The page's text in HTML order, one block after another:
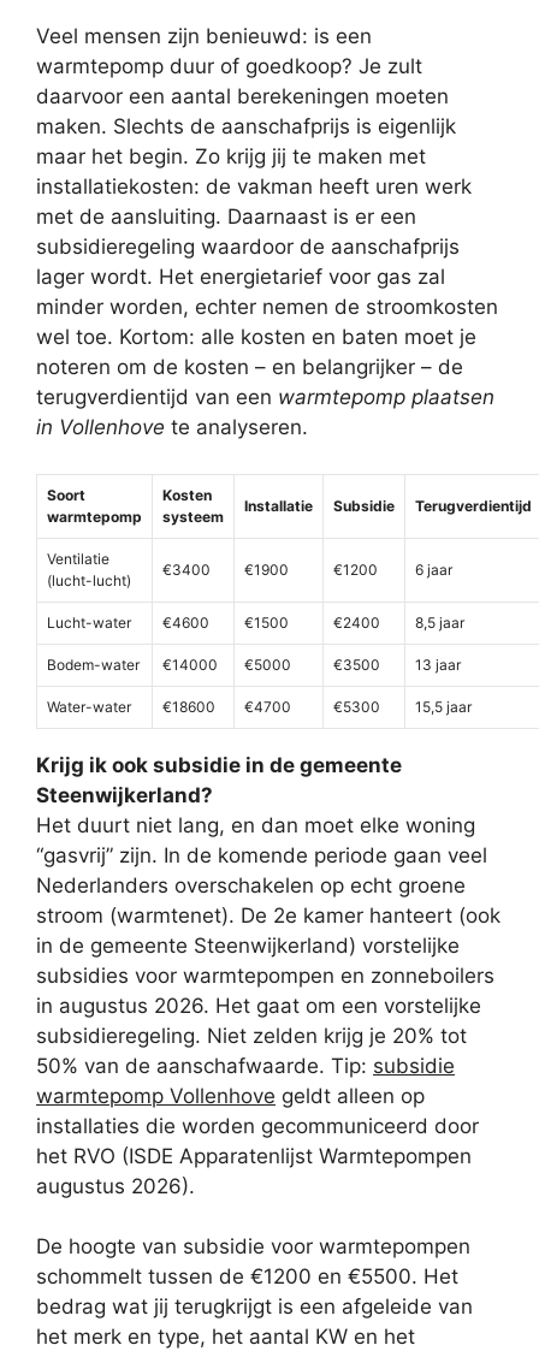
Veel mensen zijn benieuwd: is een
warmtepomp duur of goedkoop? Je zult
daarvoor een aantal berekeningen moeten
maken. Slechts de aanschafprijs is eigenlijk
maar het begin. Zo krijg jij te maken met
installatiekosten: de vakman heeft uren werk
met de aansluiting. Daarnaast is er een
subsidieregeling waardoor de aanschafprijs
lager wordt. Het energietarief voor gas zal
minder worden, echter nemen de stroomkosten
wel toe. Kortom: alle kosten en baten moet je
noteren om de kosten – en belangrijker – de
terugverdientijd van een warmtepomp plaatsen
in Vollenhove te analyseren.
Soort
warmtepomp
Kosten
systeem
Installatie Subsidie Terugverdientijd
Ventilatie
(lucht-lucht)
€3400 €1900 €1200 6 jaar
Lucht-water €4600 €1500 €2400 8,5 jaar
Bodem-water €14000 €5000 €3500 13 jaar
Water-water €18600 €4700 €5300 15,5 jaar
Krijg ik ook subsidie in de gemeente
Steenwijkerland?
Het duurt niet lang, en dan moet elke woning
“gasvrij” zijn. In de komende periode gaan veel
Nederlanders overschakelen op echt groene
stroom (warmtenet). De 2e kamer hanteert (ook
in de gemeente Steenwijkerland) vorstelijke
subsidies voor warmtepompen en zonneboilers
in augustus 2026. Het gaat om een vorstelijke
subsidieregeling. Niet zelden krijg je 20% tot
50% van de aanschafwaarde. Tip: subsidie
warmtepomp Vollenhove geldt alleen op
installaties die worden gecommuniceerd door
het RVO (ISDE Apparatenlijst Warmtepompen
augustus 2026).
De hoogte van subsidie voor warmtepompen
schommelt tussen de €1200 en €5500. Het
bedrag wat jij terugkrijgt is een afgeleide van
het merk en type, het aantal KW en het